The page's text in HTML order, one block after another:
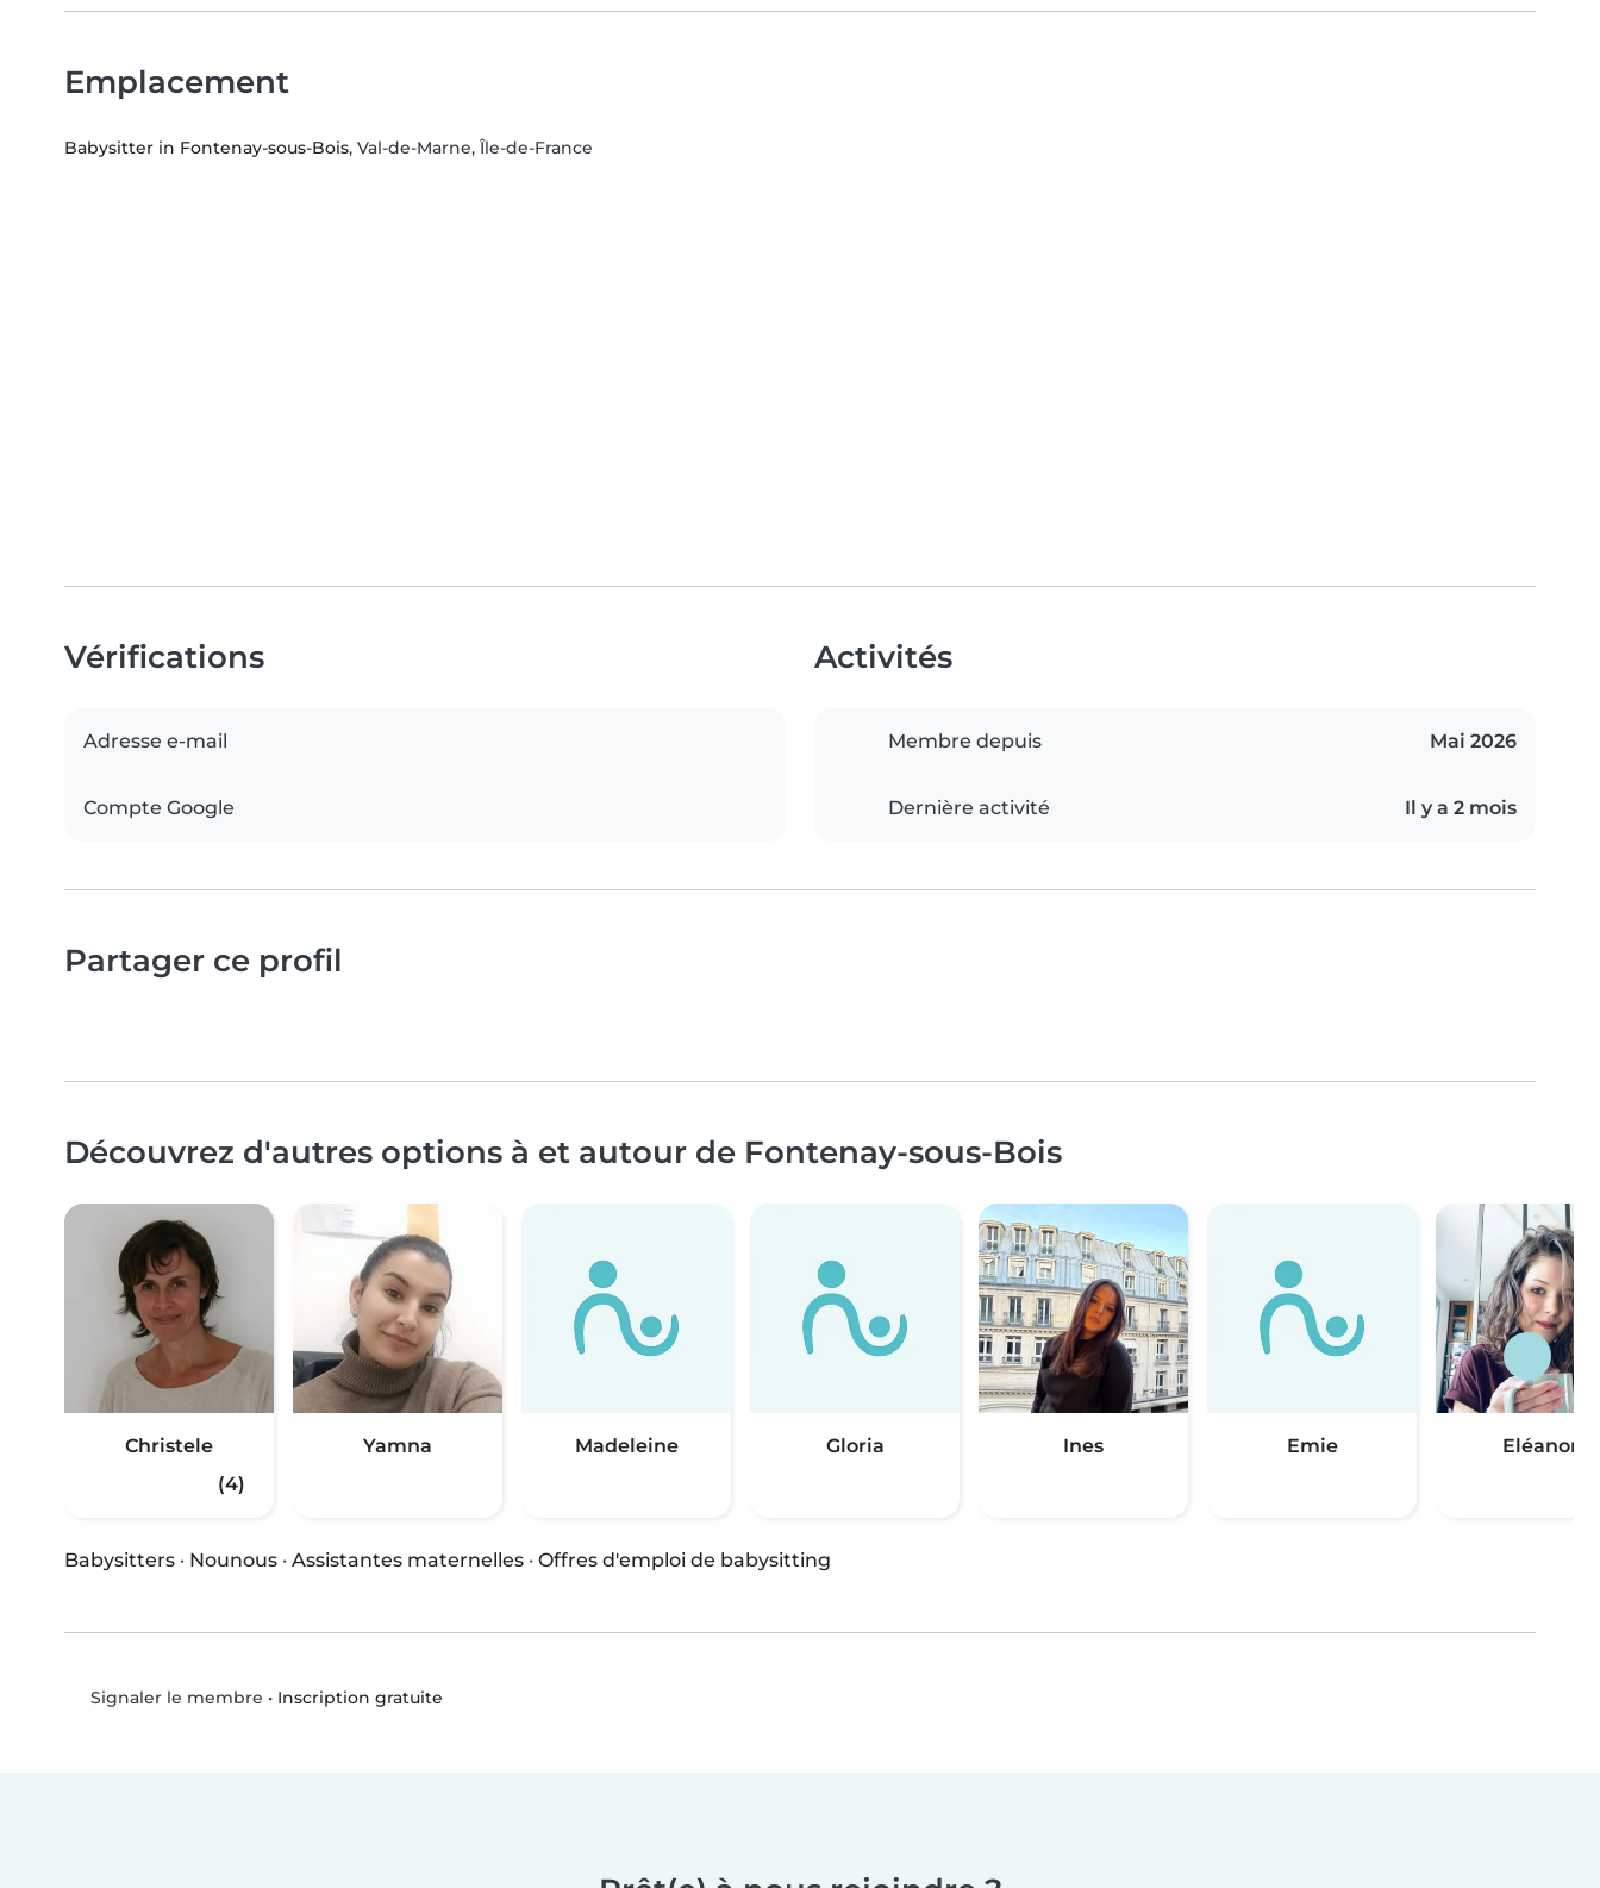
Emplacement
Babysitter in Fontenay-sous-Bois, Val-de-Marne, Île-de-France
Vérifications
Adresse e-mail
Compte Google
Activités
Membre depuis Mai 2026
Dernière activité Il y a 2 mois
Partager ce profil
Découvrez d'autres options à et autour de Fontenay-sous-Bois
Christele
(4)
Yamna Madeleine Gloria Ines Emie Eléanor
Babysitters · Nounous · Assistantes maternelles · Offres d'emploi de babysitting
Signaler le membre • Inscription gratuite